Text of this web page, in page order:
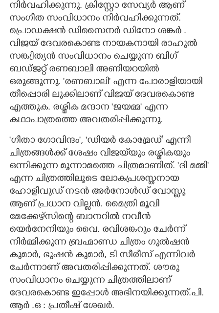
നിർവഹിക്കുന്നു. ക്രിസ്റ്റോ സേവ്യർ ആണ്
സംഗീത സംവിധാനം നിർവഹിക്കുന്നത്.
പ്രൊഡക്ഷൻ ഡിസൈനർ ഡിനോ ശങ്കർ .
വിജയ് ദേവരകൊണ്ട നായകനായി രാഹുൽ
സങ്ക്രിത്യൻ സംവിധാനം ചെയ്യുന്ന ബിഗ്
ബഡ്ജറ്റ് രണബാലി അണിയറയിൽ
ഒരുങ്ങുന്നു. 'രണബാലി' എന്ന പോരാളിയായി
തീപ്പൊരി ലുക്കിലാണ് വിജയ് ദേവരകൊണ്ട
എത്തുക. രശ്മിക മന്ദാന 'ജയമ്മ' എന്ന
കഥാപാത്രത്തെ അവതരിപ്പിക്കുന്നു.
'ഗീതാ ഗോവിന്ദം', 'ഡിയർ കോമ്രേഡ്' എന്നീ
ചിത്രങ്ങൾക്ക് ശേഷം വിജയ്‌യും രശ്മികയും
ഒന്നിക്കുന്ന മൂന്നാമത്തെ ചിത്രമാണിത്. 'ദി മമ്മി'
എന്ന ചിത്രത്തിലൂടെ ലോകപ്രശസ്തനായ
ഹോളിവുഡ് നടൻ അർനോൾഡ് വോസ്ലൂ
ആണ് പ്രധാന വില്ലൻ. മൈത്രി മൂവി
മേക്കേഴ്സിന്‍റെ ബാനറിൽ നവീൻ
യെർനേനിയും വൈ. രവിശങ്കറും ചേർന്ന്
നിർമ്മിക്കുന്ന ബ്രഹ്മാണ്ഡ ചിത്രം ഗുൽഷൻ
കുമാർ, ഭുഷൻ കുമാർ, ടി സീരീസ് എന്നിവർ
ചേർന്നാണ് അവതരിപ്പിക്കുന്നത്. ശൗരു
സംവിധാനം ചെയ്യുന്ന ചിത്രത്തിലാണ്
ദേവരകൊണ്ട ഇപ്പോൾ അഭിനയിക്കുന്നത്.പി.
ആർ .ഒ : പ്രതീഷ് ശേഖർ.